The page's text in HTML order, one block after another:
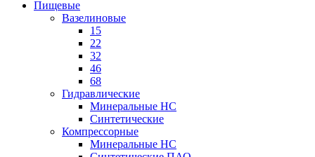
Пищевые
Вазелиновые
15
22
32
46
68
Гидравлические
Минеральные HC
Синтетические
Компрессорные
Минеральные HC